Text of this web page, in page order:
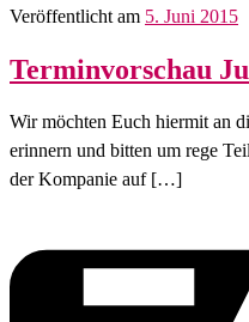
Veröffentlicht am 5. Juni 2015
Terminvorschau
Wir möchten Euch hiermit an
erinnern und bitten um rege
der Kompanie auf […]